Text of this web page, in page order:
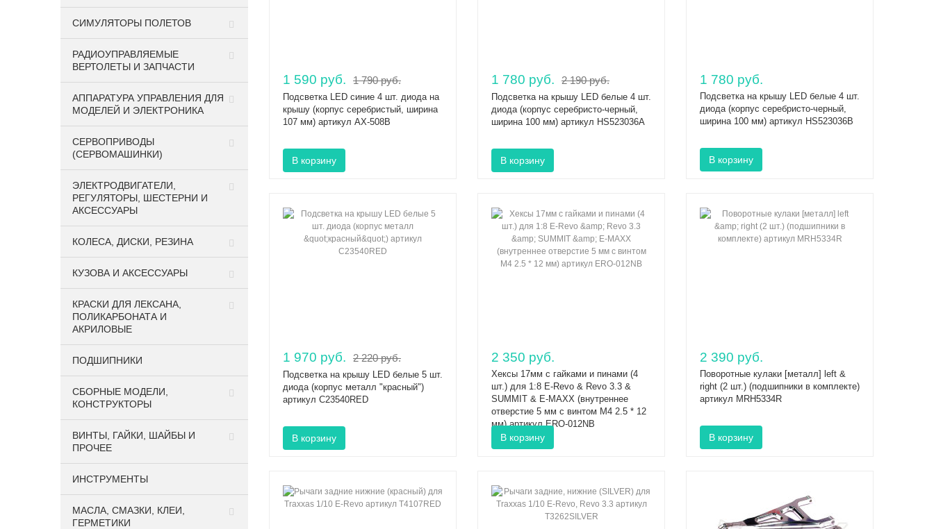
СИМУЛЯТОРЫ ПОЛЕТОВ
РАДИОУПРАВЛЯЕМЫЕ
ВЕРТОЛЕТЫ И ЗАПЧАСТИ
АППАРАТУРА УПРАВЛЕНИЯ ДЛЯ
МОДЕЛЕЙ И ЭЛЕКТРОНИКА
СЕРВОПРИВОДЫ
(СЕРВОМАШИНКИ)
ЭЛЕКТРОДВИГАТЕЛИ,
РЕГУЛЯТОРЫ, ШЕСТЕРНИ И
АКСЕССУАРЫ
КОЛЕСА, ДИСКИ, РЕЗИНА
КУЗОВА И АКСЕССУАРЫ
КРАСКИ ДЛЯ ЛЕКСАНА,
ПОЛИКАРБОНАТА И
АКРИЛОВЫЕ
ПОДШИПНИКИ
CБОРНЫЕ МОДЕЛИ,
КОНСТРУКТОРЫ
ВИНТЫ, ГАЙКИ, ШАЙБЫ И
ПРОЧЕЕ
ИНСТРУМЕНТЫ
МАСЛА, СМАЗКИ, КЛЕИ,
ГЕРМЕТИКИ
1 590 руб. 1 790 руб.
Подсветка LED синие 4 шт. диода на
крышу (корпус серебристый, ширина
107 мм) артикул AX-508B
1 780 руб. 2 190 руб.
Подсветка на крышу LED белые 4 шт.
диода (корпус серебристо-черный,
ширина 100 мм) артикул HS523036A
1 780 руб.
Подсветка на крышу LED белые 4 шт.
диода (корпус серебристо-черный,
ширина 100 мм) артикул HS523036B
1 970 руб. 2 220 руб.
Подсветка на крышу LED белые 5 шт.
диода (корпус металл "красный")
артикул C23540RED
2 350 руб.
Хексы 17мм с гайками и пинами (4
шт.) для 1:8 E-Revo & Revo 3.3 &
SUMMIT & E-MAXX (внутреннее
отверстие 5 мм с винтом M4 2.5 * 12
мм) артикул ERO-012NB
2 390 руб.
Поворотные кулаки [металл] left &
right (2 шт.) (подшипники в комплекте)
артикул MRH5334R